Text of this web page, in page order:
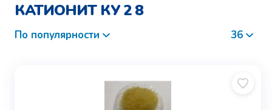
КАТИОНИТ КУ 2 8
По популярности 36